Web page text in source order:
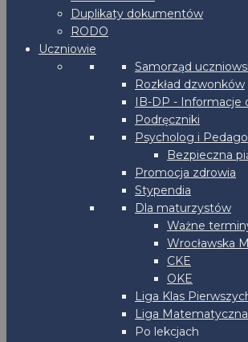
Duplikaty dokumentów
RODO
Uczniowie
Samorząd
Rozkład dzwonków
IB-DP - Informacje
Podręczniki
Psycholog i
Bezpieczna
Promocja zdrowia
Stypendia
Dla maturzystów
Ważne
Wrocławska
CKE
OKE
Liga Klas
Liga Matematyczna
Po lekcjach